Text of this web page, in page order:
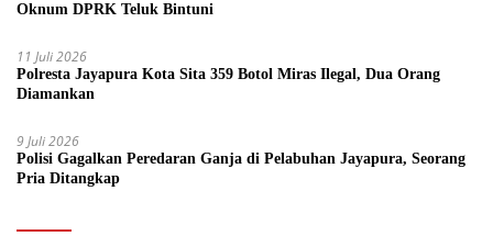
Oknum DPRK Teluk Bintuni
11 Juli 2026
Polresta Jayapura Kota Sita 359 Botol Miras Ilegal, Dua Orang
Diamankan
9 Juli 2026
Polisi Gagalkan Peredaran Ganja di Pelabuhan Jayapura, Seorang
Pria Ditangkap